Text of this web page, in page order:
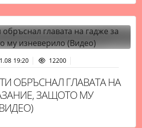
19:20 12200
ОБРЪСНАЛ ГЛАВАТА НА
ЗАЩОТО МУ